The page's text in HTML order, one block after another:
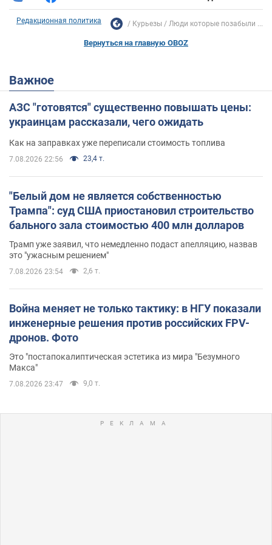
Редакционная политика Курьезы Люди которые позабыли ...
Вернуться на главную OBOZ
Важное
АЗС "готовятся" существенно повышать цены:
украинцам рассказали, чего ожидать
Как на заправках уже переписали стоимость топлива
7.08.2026 22:56 23,4 т.
"Белый дом не является собственностью
Трампа": суд США приостановил строительство
бального зала стоимостью 400 млн долларов
Трамп уже заявил, что немедленно подаст апелляцию, назвав
это "ужасным решением"
7.08.2026 23:54 2,6 т.
Война меняет не только тактику: в НГУ показали
инженерные решения против российских FPV-
дронов. Фото
Это "постапокалиптическая эстетика из мира "Безумного
Макса"
7.08.2026 23:47 9,0 т.